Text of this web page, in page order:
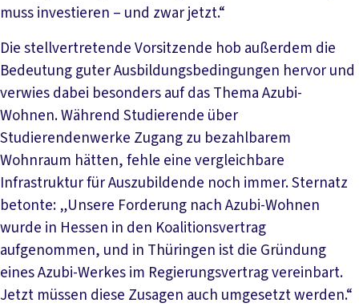
muss investieren – und zwar jetzt.“
Die stellvertretende Vorsitzende hob außerdem die
Bedeutung guter Ausbildungsbedingungen hervor und
verwies dabei besonders auf das Thema Azubi-
Wohnen. Während Studierende über
Studierendenwerke Zugang zu bezahlbarem
Wohnraum hätten, fehle eine vergleichbare
Infrastruktur für Auszubildende noch immer. Sternatz
betonte: „Unsere Forderung nach Azubi-Wohnen
wurde in Hessen in den Koalitionsvertrag
aufgenommen, und in Thüringen ist die Gründung
eines Azubi-Werkes im Regierungsvertrag vereinbart.
Jetzt müssen diese Zusagen auch umgesetzt werden.“